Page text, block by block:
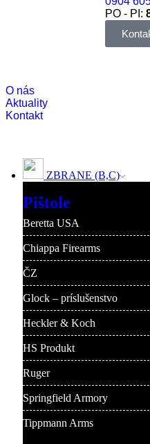
PO - PI:
O nás
Aktuality
Kontakt
ZBRANE (B,C)
Pištole
Beretta USA
Chiappa Firearms
ČZ
Glock – príslušenstvo
Heckler & Koch
HS Produkt
Ruger
Springfield Armory
Tippmann Arms